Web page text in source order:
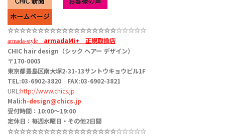
☆☆☆☆☆☆☆☆☆☆☆☆☆☆☆☆☆☆☆☆☆☆☆
armada-style armadaMi+ 正規取扱店
CHIC hair design（シック ヘアー デザイン）
〒170-0005
東京都豊島区南大塚2-31-13サントウキョウビル1F
TEL:03-6902-3820 FAX:03-6902-3821
URL:http://www.chics.jp
Mali:h-design@chics.jp
受付時間：10:00〜19:00
定休日：毎週水曜日・その他2日間
☆☆☆☆☆☆☆☆☆☆☆☆☆☆☆☆☆☆☆☆☆☆☆